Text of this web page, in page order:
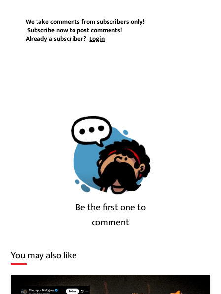
We take comments from subscribers only!
Subscribe nowto post comments!
Already a subscriber?Login
Be the first one to
comment
You may also like